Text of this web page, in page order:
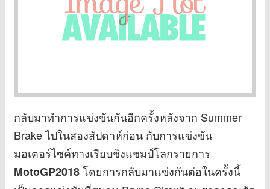
กลับมาทำการแข่งขันกันอีกครั้งหลังจาก Summer
Brake ไปในสองสัปดาห์ก่อน กับการแข่งขัน
มอเตอร์ไซค์ทางเรียบชิงแชมป์โลกรายการ
MotoGP2018โดยการกลับมาแข่งกันต่อในครั้งนี้